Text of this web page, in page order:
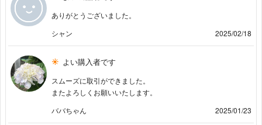
ありがとうございました。
シャン
2025/02/18
よい購入者です
スムーズに取引ができました。
またよろしくお願いいたします。
ババちゃん
2025/01/23